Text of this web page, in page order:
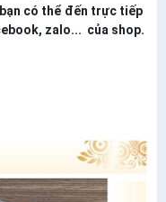
có thể đến trực tiếp
zalo... của shop.